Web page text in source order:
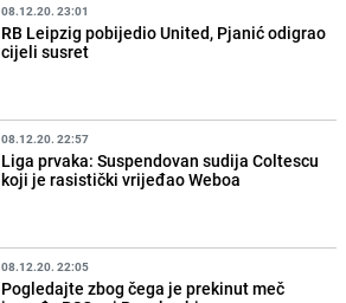
08.12.20. 23:01
RB Leipzig pobijedio United, Pjanić odigrao
cijeli susret
08.12.20. 22:57
Liga prvaka: Suspendovan sudija Coltescu
koji je rasistički vrijeđao Weboa
08.12.20. 22:05
Pogledajte zbog čega je prekinut meč